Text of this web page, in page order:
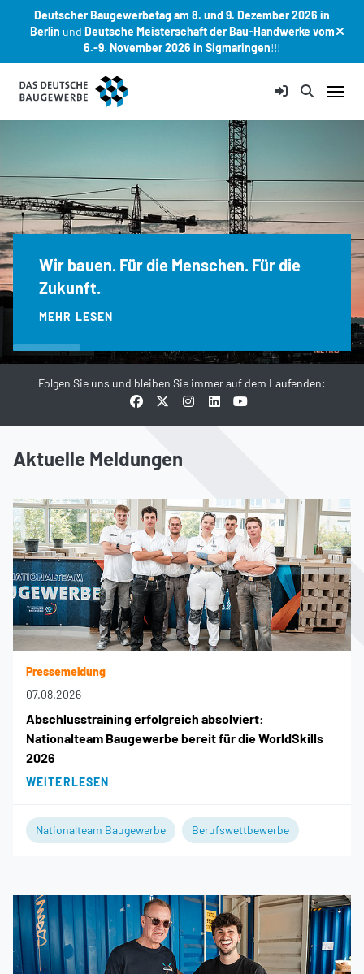
Deutscher Baugewerbetag am 8. und 9. Dezember 2026 in
Berlin und Deutsche Meisterschaft der Bau-Handwerke vom
6.-9. November 2026 in Sigmaringen!!!
Zum Hauptinhalt springen
Wir bauen. Für die Menschen. Für die
Zukunft.
MEHR LESEN
Folgen Sie uns und bleiben Sie immer auf dem Laufenden:
Aktuelle Meldungen
Pressemeldung
07.08.2026
Abschlusstraining erfolgreich absolviert:
Nationalteam Baugewerbe bereit für die WorldSkills
2026
WEITERLESEN
Nationalteam Baugewerbe Berufswettbewerbe